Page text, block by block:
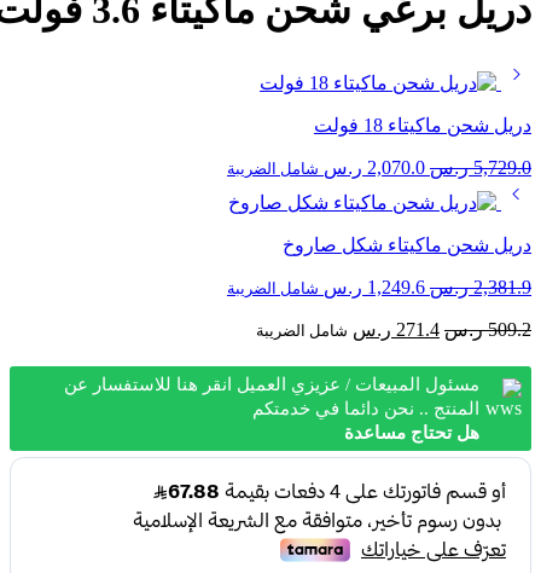
دريل برغي شحن ماكيتاء 3.6 فولت Makita DF001DW
دريل شحن ماكيتاء 18 فولت
5,729.0 ر.س السعر
الأصلي
هو:
5,729.0 ر.س.
2,070.0 ر.س السعر
الحالي
هو:
2,070.0 ر.س.
شامل الضريبة
دريل شحن ماكيتاء شكل صاروخ
2,381.9 ر.س السعر
هو:
1,249.6 ر.س السعر
هو:
شامل الضريبة
509.2 ر.س السعر
هو:
509.2 ر.س.
271.4 ر.س السعر
هو:
271.4 ر.س.
شامل الضريبة
مسئول المبيعات / عزيزي العميل انقر هنا للاستفسار عن
المنتج .. نحن دائما في خدمتكم
هل تحتاج مساعدة